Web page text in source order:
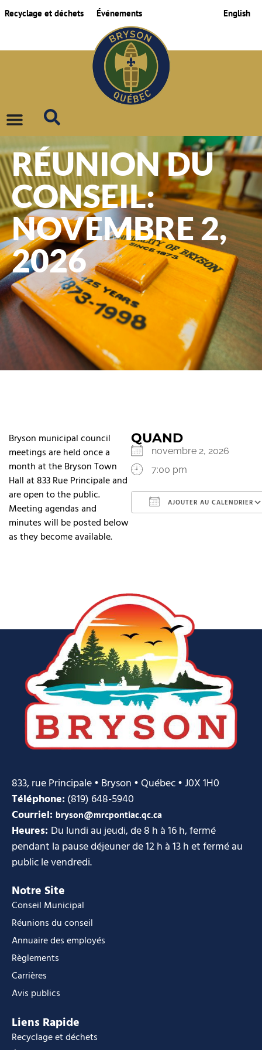
Recyclage et déchets Événements English
RÉUNION DU
CONSEIL:
NOVEMBRE 2,
2026
Bryson municipal council
meetings are held once a
month at the Bryson Town
Hall at 833 Rue Principale and
are open to the public.
Meeting agendas and
minutes will be posted below
as they become available.
QUAND
novembre 2, 2026
7:00 pm
AJOUTER AU CALENDRIER
833, rue Principale • Bryson • Québec • J0X 1H0
Téléphone:(819) 648-5940
Courriel: bryson@mrcpontiac.qc.ca
Heures: Du lundi au jeudi, de 8 h à 16 h, fermé
pendant la pause déjeuner de 12 h à 13 h et fermé au
public le vendredi.
Notre Site
Conseil Municipal
Réunions du conseil
Annuaire des employés
Règlements
Carrières
Avis publics
Liens Rapide
Recyclage et déchets